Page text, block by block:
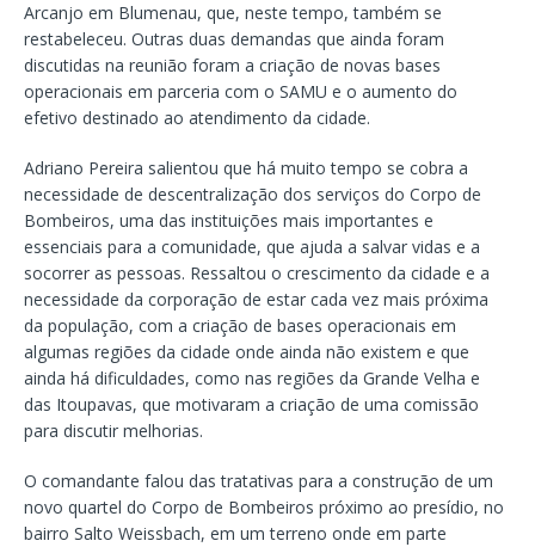
Arcanjo em Blumenau, que, neste tempo, também se
restabeleceu. Outras duas demandas que ainda foram
discutidas na reunião foram a criação de novas bases
operacionais em parceria com o SAMU e o aumento do
efetivo destinado ao atendimento da cidade.
Adriano Pereira salientou que há muito tempo se cobra a
necessidade de descentralização dos serviços do Corpo de
Bombeiros, uma das instituições mais importantes e
essenciais para a comunidade, que ajuda a salvar vidas e a
socorrer as pessoas. Ressaltou o crescimento da cidade e a
necessidade da corporação de estar cada vez mais próxima
da população, com a criação de bases operacionais em
algumas regiões da cidade onde ainda não existem e que
ainda há dificuldades, como nas regiões da Grande Velha e
das Itoupavas, que motivaram a criação de uma comissão
para discutir melhorias.
O comandante falou das tratativas para a construção de um
novo quartel do Corpo de Bombeiros próximo ao presídio, no
bairro Salto Weissbach, em um terreno onde em parte